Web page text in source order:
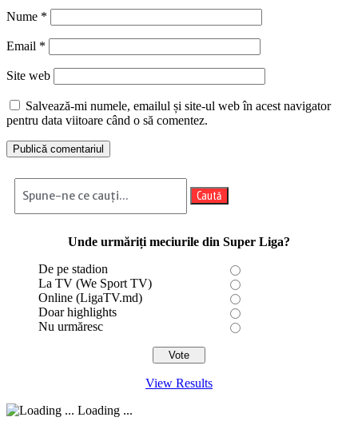
Nume *
Email *
Site web
Salvează-mi numele, emailul și site-ul web în acest navigator
pentru data viitoare când o să comentez.
Caută
Unde urmăriți meciurile din Super Liga?
De pe stadion
La TV (We Sport TV)
Online (LigaTV.md)
Doar highlights
Nu urmăresc
View Results
Loading ...